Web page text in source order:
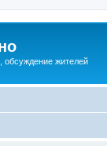
обсуждение жителей